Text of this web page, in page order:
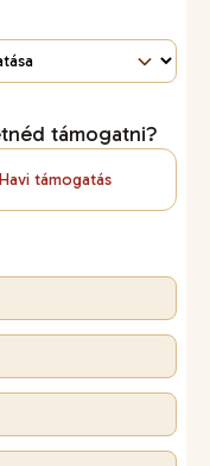
támogatni?
Havi támogatás